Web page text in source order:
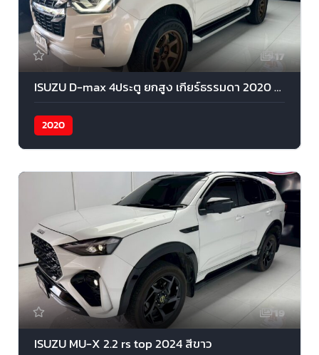
17
ISUZU D-max 4ประตู ยกสูง เกียร์ธรรมดา 2020 สีขาว
2020
19
ISUZU MU-X 2.2 rs top 2024 สีขาว